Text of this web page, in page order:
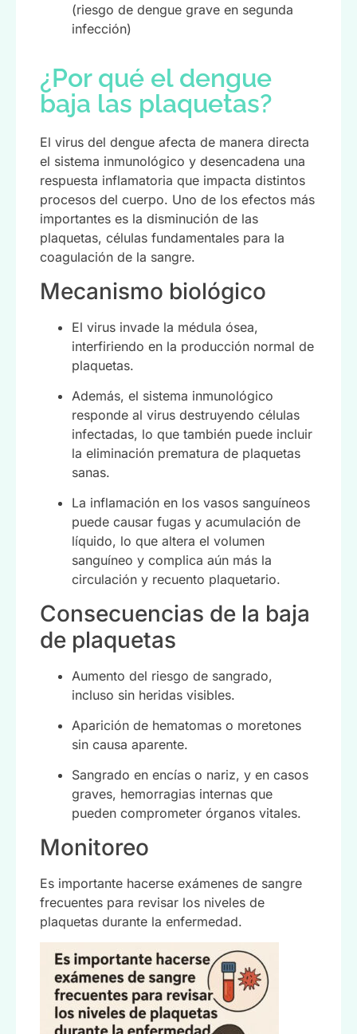
(riesgo de dengue grave en segunda
infección)
¿Por qué el dengue
baja las plaquetas?
El virus del dengue afecta de manera directa
el sistema inmunológico y desencadena una
respuesta inflamatoria que impacta distintos
procesos del cuerpo. Uno de los efectos más
importantes es la disminución de las
plaquetas, células fundamentales para la
coagulación de la sangre.
Mecanismo biológico
El virus invade la médula ósea,
interfiriendo en la producción normal de
plaquetas.
Además, el sistema inmunológico
responde al virus destruyendo células
infectadas, lo que también puede incluir
la eliminación prematura de plaquetas
sanas.
La inflamación en los vasos sanguíneos
puede causar fugas y acumulación de
líquido, lo que altera el volumen
sanguíneo y complica aún más la
circulación y recuento plaquetario.
Consecuencias de la baja
de plaquetas
Aumento del riesgo de sangrado,
incluso sin heridas visibles.
Aparición de hematomas o moretones
sin causa aparente.
Sangrado en encías o nariz, y en casos
graves, hemorragias internas que
pueden comprometer órganos vitales.
Monitoreo
Es importante hacerse exámenes de sangre
frecuentes para revisar los niveles de
plaquetas durante la enfermedad.